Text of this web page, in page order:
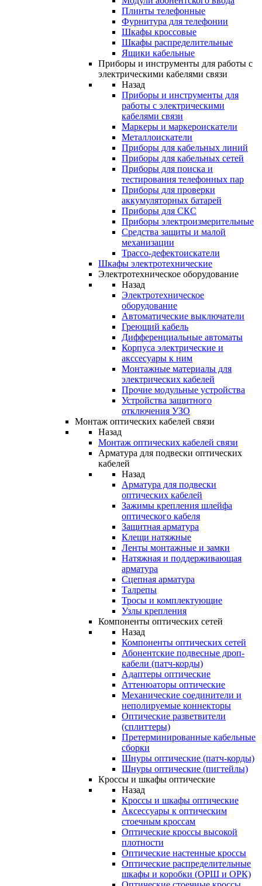
Плинты телефонные
Фурнитура для телефонии
Шкафы кроссовые
Шкафы распределительные
Ящики кабельные
Приборы и инструменты для работы с
электрическими кабелями связи
Назад
Приборы и инструменты для
работы с электрическими
кабелями связи
Маркеры и маркероискатели
Металлоискатели
Приборы для кабельных линий
Приборы для кабельных сетей
Приборы для поиска и
тестирования телефонных пар
Приборы для проверки
аккумуляторных батарей
Приборы для СКС
Приборы электроизмерительные
Средства защиты и малой
механизации
Трассо-дефектоискатели
Шкафы электротехнические
Электротехническое оборудование
Назад
Электротехническое
оборудование
Автоматические выключатели
Греющий кабель
Дифференциальные автоматы
Корпуса электрические и
акссесуары к ним
Монтажные материалы для
электрических кабелей
Прочие модульные устройства
Устройства защитного
отключения УЗО
Монтаж оптических кабелей связи
Назад
Монтаж оптических кабелей связи
Арматура для подвески оптических
кабелей
Назад
Арматура для подвески
оптических кабелей
Зажимы крепления шлейфа
оптического кабеля
Защитная арматура
Клещи натяжные
Ленты монтажные и замки
Натяжная и поддерживающая
арматура
Сцепная арматура
Талрепы
Тросы и комплектующие
Узлы крепления
Компоненты оптических сетей
Назад
Компоненты оптических сетей
Абонентские подвесные дроп-
кабели (патч-корды)
Адаптеры оптические
Аттенюаторы оптические
Механические соединители и
неполируемые коннекторы
Оптические разветвители
(сплиттеры)
Претерминированные кабельные
сборки
Шнуры оптические (патч-корды)
Шнуры оптические (пигтейлы)
Кроссы и шкафы оптические
Назад
Кроссы и шкафы оптические
Аксессуары к оптическим
стоечным кроссам
Оптические кроссы высокой
плотности
Оптические настенные кроссы
Оптические распределительные
шкафы и коробки (ОРШ и ОРК)